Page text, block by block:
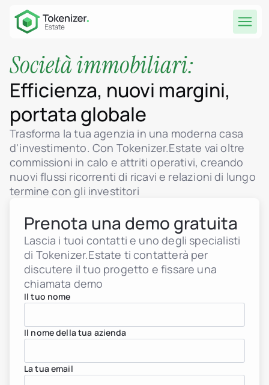
Società immobiliari:
Efficienza, nuovi margini,
portata globale
Trasforma la tua agenzia in una moderna casa
d'investimento. Con Tokenizer.Estate vai oltre
commissioni in calo e attriti operativi, creando
nuovi flussi ricorrenti di ricavi e relazioni di lungo
termine con gli investitori
Prenota una demo gratuita
Lascia i tuoi contatti e uno degli specialisti
di Tokenizer.Estate ti contatterà per
discutere il tuo progetto e fissare una
chiamata demo
Il tuo nome
Il nome della tua azienda
La tua email